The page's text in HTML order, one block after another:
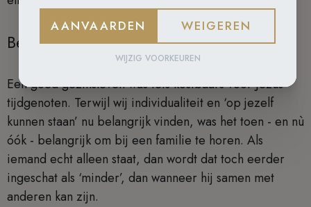
Belangrijk om tot een familie te behoren.
Een goed gezinsleven was iets kostbaars voor Jezus’
tijdgenoten. Terwijl wij individualiteit en ‘op jezelf
kunnen staan’ nu belangrijk vinden, was het toen - en nù
óók - belangrijk om bij een familie te horen. Als
iemand echt alleen staat, dan wordt dat toch eerder
ingeschat als ‘minder’, dan wanneer hij samen met
anderen kan zijn.
AANVAARDEN WEIGEREN
WIJZIG VOORKEUREN